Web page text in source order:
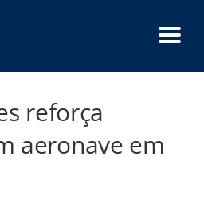
reforça
aeronave em